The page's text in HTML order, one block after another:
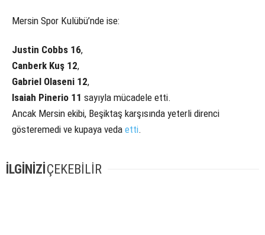
Mersin Spor Kulübü’nde ise:
Justin Cobbs 16,
Canberk Kuş 12,
Gabriel Olaseni 12,
Isaiah Pinerio 11 sayıyla mücadele etti.
Ancak Mersin ekibi, Beşiktaş karşısında yeterli direnci
gösteremedi ve kupaya veda etti.
İLGİNİZİÇEKEBİLİR